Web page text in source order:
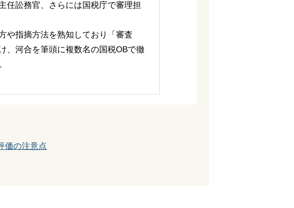
任訟務官、さらには国税庁で審理担
や指摘方法を熟知しており「審査
、河合を筆頭に複数名の国税OBで徹
価の注意点